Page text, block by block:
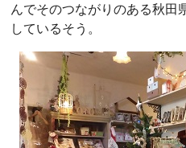
んでそのつながりのある秋田
しているそう。